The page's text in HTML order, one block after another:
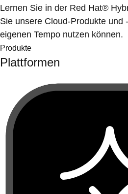
Lernen Sie in der Red Hat®
Sie unsere Cloud-Produkte und
eigenen Tempo nutzen können.
Produkte
Plattformen